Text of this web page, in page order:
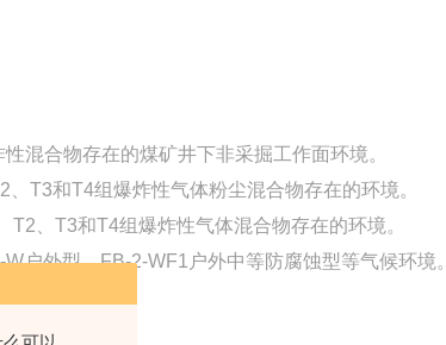
混合物存在的煤矿井下非采掘工作面环境。
T3和T4组爆炸性气体粉尘混合物存在的环境。
T2、T3和T4组爆炸性气体混合物存在的环境。
户外型、FB-2-WF1户外中等防腐蚀型等气候环境。